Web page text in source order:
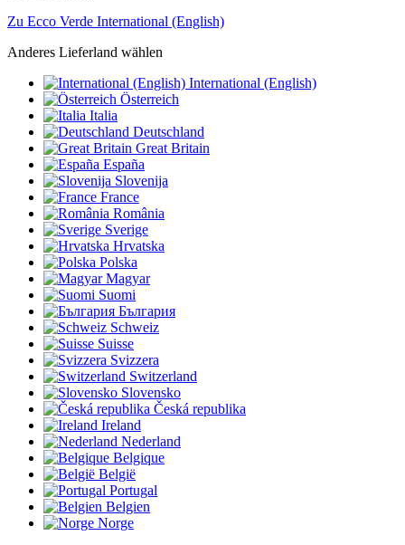
Zu Ecco Verde International (English)
Anderes Lieferland wählen
International (English)
Österreich
Italia
Deutschland
Great Britain
España
Slovenija
France
România
Sverige
Hrvatska
Polska
Magyar
Suomi
България
Schweiz
Suisse
Svizzera
Switzerland
Slovensko
Česká republika
Ireland
Nederland
Belgique
België
Portugal
Belgien
Norge